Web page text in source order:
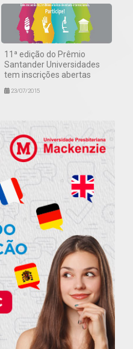
11ª edição do Prêmio
Santander Universidades
tem inscrições abertas
23/07/2015